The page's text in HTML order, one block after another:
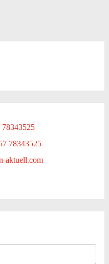
78343525
78343525
aktuell.com